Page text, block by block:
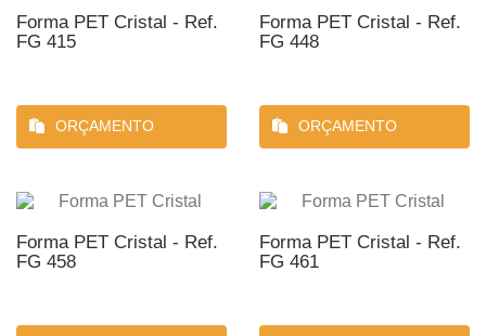
Forma PET Cristal - Ref.
FG 415
ORÇAMENTO
Forma PET Cristal - Ref.
FG 448
ORÇAMENTO
Forma PET Cristal - Ref.
FG 458
Forma PET Cristal - Ref.
FG 461